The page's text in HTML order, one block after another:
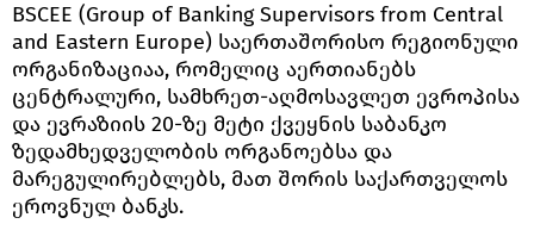
BSCEE (Group of Banking Supervisors from Central
and Eastern Europe) საერთაშორისო რეგიონული
ორგანიზაციაა, რომელიც აერთიანებს
ცენტრალური, სამხრეთ-აღმოსავლეთ ევროპისა
და ევრაზიის 20-ზე მეტი ქვეყნის საბანკო
ზედამხედველობის ორგანოებსა და
მარეგულირებლებს, მათ შორის საქართველოს
ეროვნულ ბანკს.